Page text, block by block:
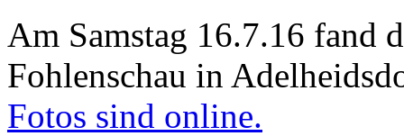
Am Samstag 16.7.16 fand
Fohlenschau in
Fotos sind online.